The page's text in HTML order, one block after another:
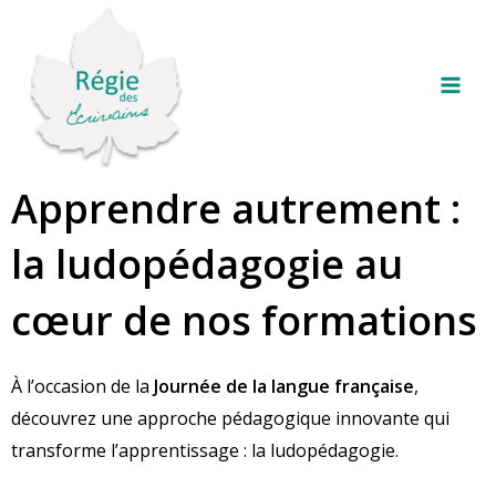
contenu
Apprendre autrement :
la ludopédagogie au
cœur de nos formations
À l’occasion de la Journée de la langue française,
découvrez une approche pédagogique innovante qui
transforme l’apprentissage : la ludopédagogie.
articles